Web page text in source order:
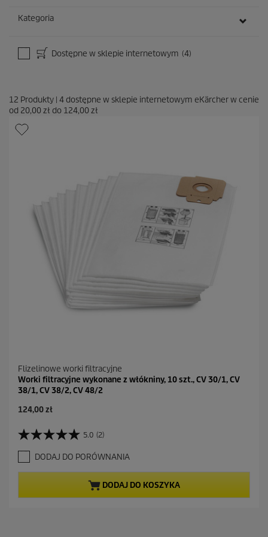
Kategoria
Dostępne w sklepie internetowym (4)
12 Produkty | 4dostępne w sklepie internetowym eKärcher w cenie
od 20,00 zł do 124,00 zł
Flizelinowe worki filtracyjne
Worki filtracyjne wykonane z włókniny, 10 szt., CV 30/1, CV
38/1, CV 38/2, CV 48/2
A
t
u
a
l
n
c
124,00 zł
5.0 (2)
5
.
0
n
DODAJ DO PORÓWNANIA
DODAJ DO KOSZYKA